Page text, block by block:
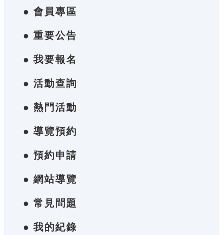
● 會員專區
● 重要公告
● 我要報名
● 活動查詢
● 熱門活動
● 導覽預約
● 預約申請
● 網站導覽
● 常見問題
● 我的紀錄